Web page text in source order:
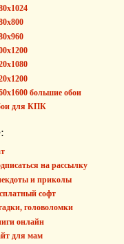
большие обои
для КПК
на рассылку
и приколы
софт
головоломки
онлайн
для мам